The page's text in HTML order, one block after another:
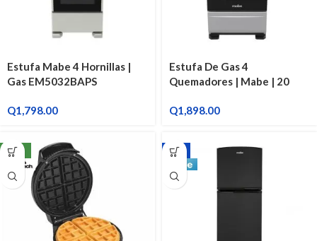
Estufa Mabe 4 Hornillas |
Gas EM5032BAPS
Q1,798.00
Estufa De Gas 4
Quemadores | Mabe | 20
Q1,898.00
NEW -3%